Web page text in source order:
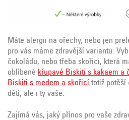
Máte alergii na ořechy, nebo jen
pro vás máme zdravější variantu.
čokoládu, nebo třeba skořici, která
oblíbené křupavé Biskiti s kakaem a
Biskiti s medem a skořicí totiž potěší
dětí, ale i ty vaše.
Zajímá vás, jaký přínos pro vaše